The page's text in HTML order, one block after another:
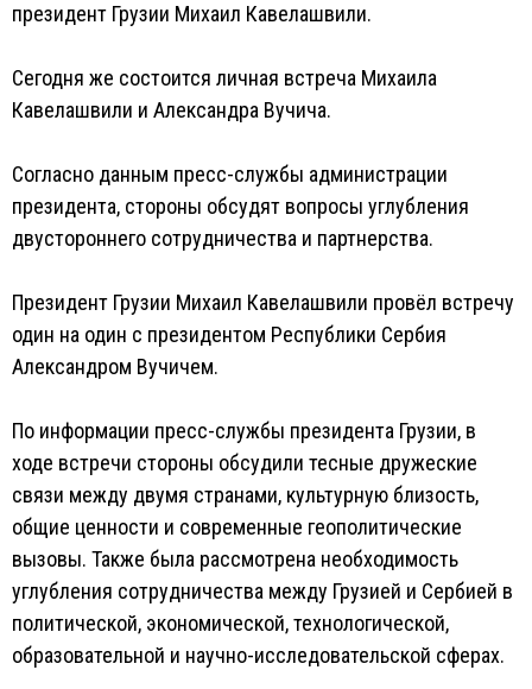
президент Грузии Михаил Кавелашвили.
Сегодня же состоится личная встреча Михаила
Кавелашвили и Александра Вучича.
Согласно данным пресс-службы администрации
президента, стороны обсудят вопросы углубления
двустороннего сотрудничества и партнерства.
Президент Грузии Михаил Кавелашвили провёл встречу
один на один с президентом Республики Сербия
Александром Вучичем.
По информации пресс-службы президента Грузии, в
ходе встречи стороны обсудили тесные дружеские
связи между двумя странами, культурную близость,
общие ценности и современные геополитические
вызовы. Также была рассмотрена необходимость
углубления сотрудничества между Грузией и Сербией в
политической, экономической, технологической,
образовательной и научно-исследовательской сферах.